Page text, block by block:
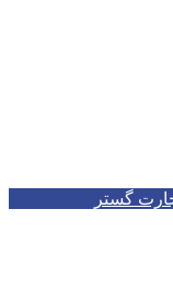
گستر